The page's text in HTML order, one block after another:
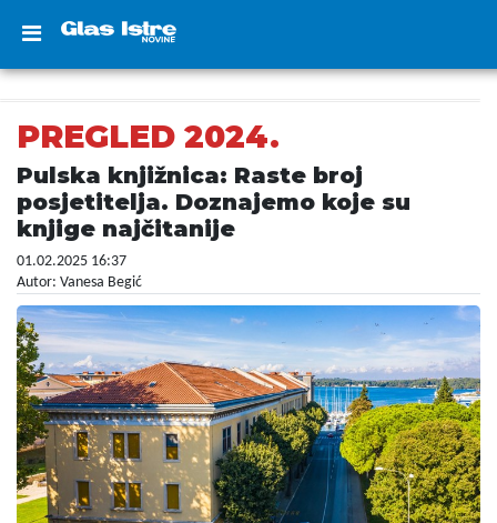
PREGLED 2024.
Pulska knjižnica: Raste broj
posjetitelja. Doznajemo koje su
knjige najčitanije
01.02.2025 16:37
Autor: Vanesa Begić